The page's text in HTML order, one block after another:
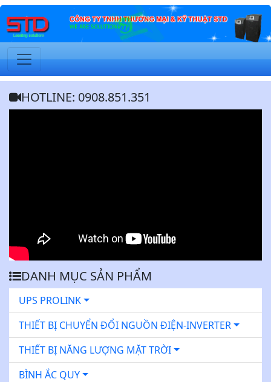
HOTLINE: 0908.851.351
DANH MỤC SẢN PHẨM
UPS PROLINK
THIẾT BỊ CHUYỂN ĐỔI NGUỒN ĐIỆN-INVERTER
THIẾT BỊ NĂNG LƯỢNG MẶT TRỜI
BÌNH ẮC QUY